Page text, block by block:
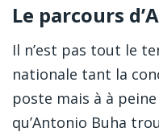
Le parcours
Il n’est pas tout le
nationale tant la
poste mais à à
qu’Antonio Buha